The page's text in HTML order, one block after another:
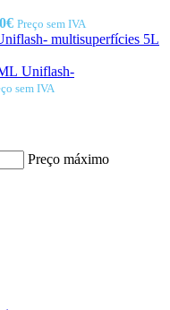
€ Preço sem IVA
multisuperfícies 5L
Uniflash-
sem IVA
Preço máximo